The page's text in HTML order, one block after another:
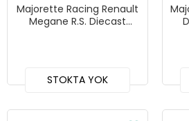
Majorette Racing Renault
Megane R.S. Diecast
STOKTA YOK